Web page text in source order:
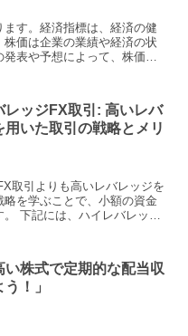
す。経済指標は、経済の健
価は企業の業績や経済の状
表や予想によって、株価は
レッジFX取引: 高いレバ
用いた取引の戦略とメリ
取引よりも高いレバレッジを
を学ぶことで、小額の資金
下記には、ハイレバレッジ
い株式で定期的な配当収
！」